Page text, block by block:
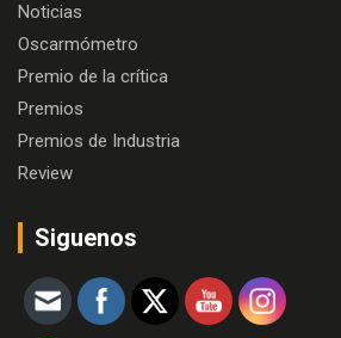
Noticias
Oscarmómetro
Premio de la crítica
Premios
Premios de Industria
Review
Siguenos